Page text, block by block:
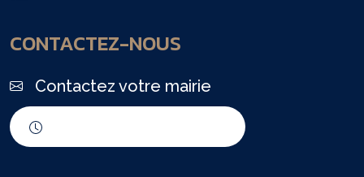
CONTACTEZ-NOUS
Contactez votre mairie